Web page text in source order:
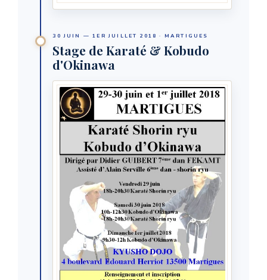
30 JUIN — 1ER JUILLET 2018 · MARTIGUES
Stage de Karaté & Kobudo
d'Okinawa